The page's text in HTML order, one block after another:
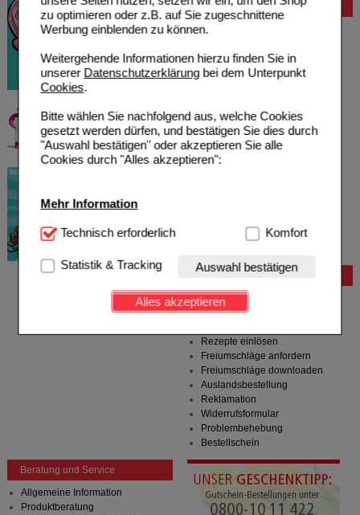
zu optimieren oder z.B. auf Sie zugeschnittene
Werbung einblenden zu können.
Weitergehende Informationen hierzu finden Sie in
unserer Datenschutzerklärungbei dem Unterpunkt
Cookies.
Bitte wählen Sie nachfolgend aus, welche Cookies
gesetzt werden dürfen, und bestätigen Sie dies durch
"Auswahl bestätigen" oder akzeptieren Sie alle
Cookies durch "Alles akzeptieren":
Mehr Information
Technisch Notwendig:Hierbei handelt es sich um
Website notwendig sind (z.B. Navigation, Warenkorb,
Kundenkonto), weshalb auf diese nicht verzichtet
werden kann.
Einkaufserlebnis noch ansprechender zu gestalten,
beispielsweise für die Wiedererkennung des
Besuchers oder unsere Seite an bevorzugte
Verhaltensweisen (z.B. Spracheinstellung)
anzupassen. Komfort-Cookies ermöglichen es uns
auch auf Ihre Bedürfnisse zugeschrittene Inhalte
anzuzeigen und unser Partnerprogramm zu
Statistik & Tracking:Hierüber lassen sich
Informationen über die Art und Weise der Nutzung
unserer Website sammeln, mit deren Hilfe wir unsere
Website weiter für Sie optimieren können, den Inhalt
Technisch erforderlich Komfort
Statistik & Tracking Auswahl bestätigen
Alles akzeptieren
Bewertung
Bestellung
Hilfe zur Anmeldung
Hilfe zum Bestellvorgang
Rezepte einlösen
Freiumschläge anfordern
Freiumschläge downloaden
Auslandsbestellung
Reklamation
Widerrufsformular
Problembehebung
Bestellschein
Beratung und Service
Allgemeine Information
Produktberatung